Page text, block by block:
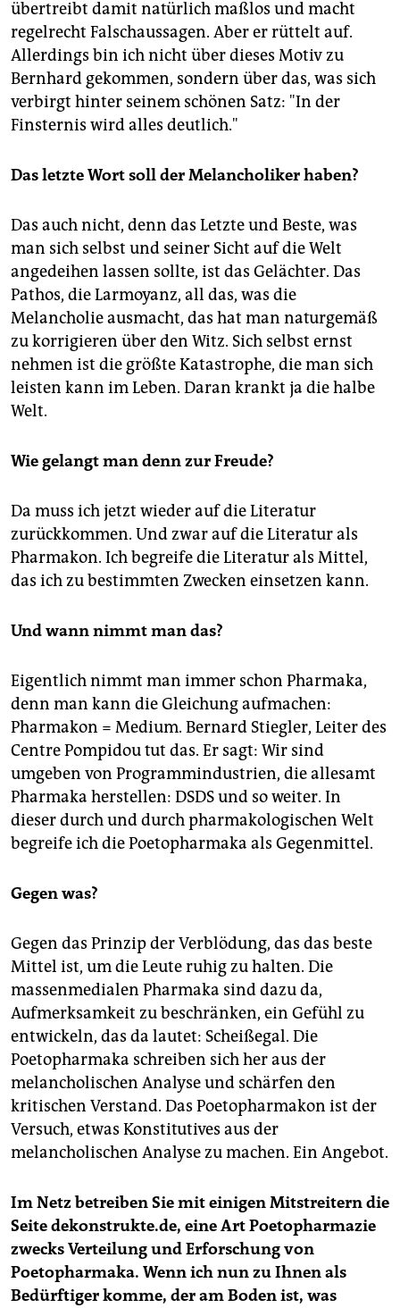
übertreibt damit natürlich maßlos und macht
regelrecht Falschaussagen. Aber er rüttelt auf.
Allerdings bin ich nicht über dieses Motiv zu
Bernhard gekommen, sondern über das, was sich
verbirgt hinter seinem schönen Satz: "In der
Finsternis wird alles deutlich."
Das letzte Wort soll der Melancholiker haben?
Das auch nicht, denn das Letzte und Beste, was
man sich selbst und seiner Sicht auf die Welt
angedeihen lassen sollte, ist das Gelächter. Das
Pathos, die Larmoyanz, all das, was die
Melancholie ausmacht, das hat man naturgemäß
zu korrigieren über den Witz. Sich selbst ernst
nehmen ist die größte Katastrophe, die man sich
leisten kann im Leben. Daran krankt ja die halbe
Welt.
Wie gelangt man denn zur Freude?
Da muss ich jetzt wieder auf die Literatur
zurückkommen. Und zwar auf die Literatur als
Pharmakon. Ich begreife die Literatur als Mittel,
das ich zu bestimmten Zwecken einsetzen kann.
Und wann nimmt man das?
Eigentlich nimmt man immer schon Pharmaka,
denn man kann die Gleichung aufmachen:
Pharmakon = Medium. Bernard Stiegler, Leiter des
Centre Pompidou tut das. Er sagt: Wir sind
umgeben von Programmindustrien, die allesamt
Pharmaka herstellen: DSDS und so weiter. In
dieser durch und durch pharmakologischen Welt
begreife ich die Poetopharmaka als Gegenmittel.
Gegen was?
Gegen das Prinzip der Verblödung, das das beste
Mittel ist, um die Leute ruhig zu halten. Die
massenmedialen Pharmaka sind dazu da,
Aufmerksamkeit zu beschränken, ein Gefühl zu
entwickeln, das da lautet: Scheißegal. Die
Poetopharmaka schreiben sich her aus der
melancholischen Analyse und schärfen den
kritischen Verstand. Das Poetopharmakon ist der
Versuch, etwas Konstitutives aus der
melancholischen Analyse zu machen. Ein Angebot.
Im Netz betreiben Sie mit einigen Mitstreitern die
Seite dekonstrukte.de, eine Art Poetopharmazie
zwecks Verteilung und Erforschung von
Poetopharmaka. Wenn ich nun zu Ihnen als
Bedürftiger komme, der am Boden ist, was